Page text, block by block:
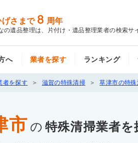
げさまで 8 周年
の遺品整理は、片付け・遺品整理業者の検索サ
へ 業者を探す ランキング
者を探す 滋賀の特殊清掃 草津市の特殊
市 の 特殊清掃業者を